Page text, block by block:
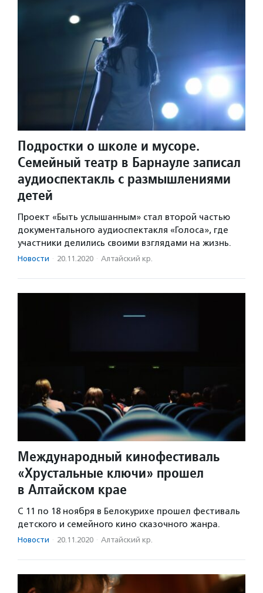
Подростки о школе и мусоре.
Семейный театр в Барнауле записал
аудиоспектакль с размышлениями
детей
Проект «Быть услышанным» стал второй частью
документального аудиоспектакля «Голоса», где
участники делились своими взглядами на жизнь.
Новости · 20.11.2020 · Алтайский кр.
Международный кинофестиваль
«Хрустальные ключи» прошел
в Алтайском крае
С 11 по 18 ноября в Белокурихе прошел фестиваль
детского и семейного кино сказочного жанра.
Новости · 20.11.2020 · Алтайский кр.